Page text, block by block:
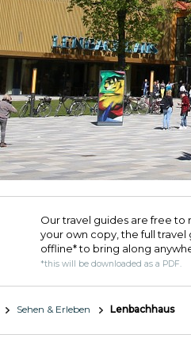
Our travel guides are free to
your own copy, the full
offline* to bring along
*this will be downloaded as a PDF.
Sehen & Erleben Lenbachhaus